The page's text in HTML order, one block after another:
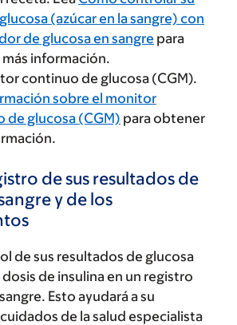
(azúcar en la sangre) con
de glucosa en sangre para
información.
continuo de glucosa (CGM).
sobre el monitor
de glucosa (CGM) para obtener
de sus resultados de
y de los
de sus resultados de glucosa
dosis de insulina en un registro
Esto ayudará a su
de la salud especialista